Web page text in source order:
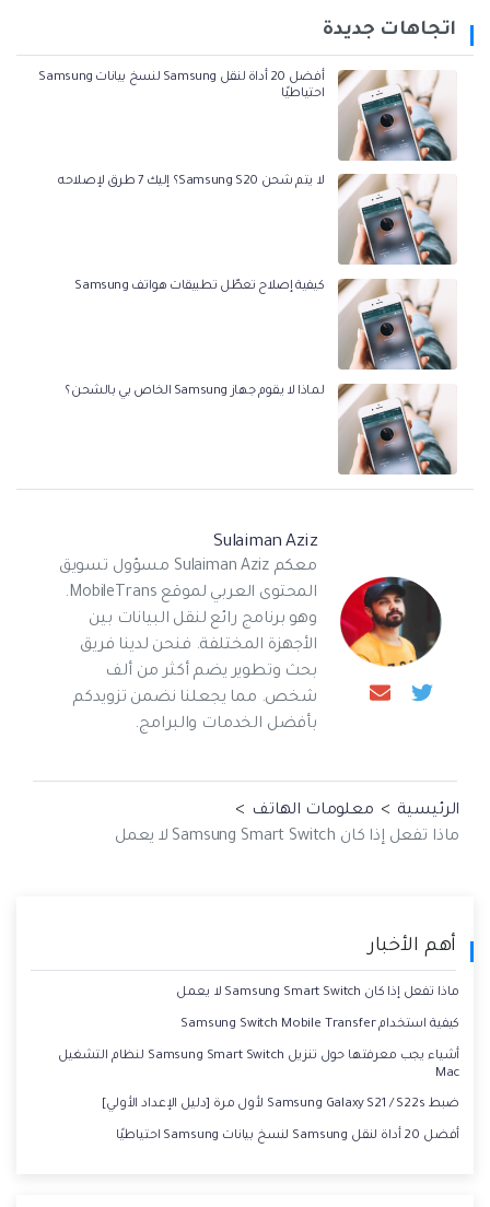
اتجاهات جديدة
أفضل 20 أداة لنقل Samsung لنسخ بيانات Samsung
احتياطيًا
لا يتم شحن Samsung S20؟ إليك 7 طرق لإصلاحه
كيفية إصلاح تعطّل تطبيقات هواتف Samsung
لماذا لا يقوم جهاز Samsung الخاص بي بالشحن؟
Sulaiman Aziz
معكم Sulaiman Aziz مسؤول تسويق
المحتوى العربي لموقع MobileTrans.
وهو برنامج رائع لنقل البيانات بين
الأجهزة المختلفة. فنحن لدينا فريق
بحث وتطوير يضم أكثر من ألف
شخص. مما يجعلنا نضمن تزويدكم
بأفضل الخدمات والبرامج.
الرئيسية > معلومات الهاتف >
ماذا تفعل إذا كان Samsung Smart Switch لا يعمل
أهم الأخبار
ماذا تفعل إذا كان Samsung Smart Switch لا يعمل
كيفية استخدام Samsung Switch Mobile Transfer
أشياء يجب معرفتها حول تنزيل Samsung Smart Switch لنظام التشغيل
Mac
ضبط Samsung Galaxy S21 / S22s لأول مرة [دليل الإعداد الأولي]
أفضل 20 أداة لنقل Samsung لنسخ بيانات Samsung احتياطيًا